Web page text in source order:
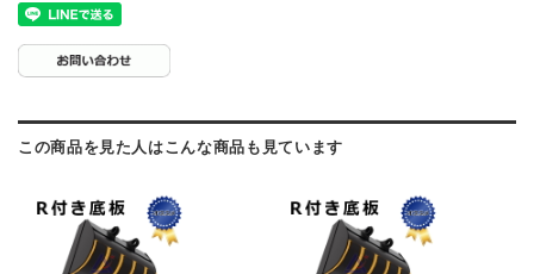
この商品を見た人はこんな商品も見ています